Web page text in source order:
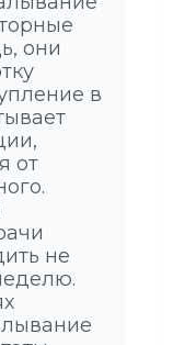
они
в
от
не